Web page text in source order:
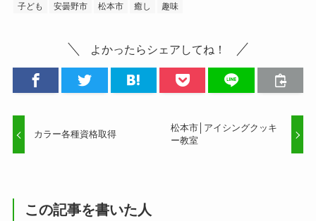
子ども
安曇野市 松本市 癒し 趣味
よかったらシェアしてね！
カラー各種資格取得
松本市│アイシングクッキ
ー教室
この記事を書いた人